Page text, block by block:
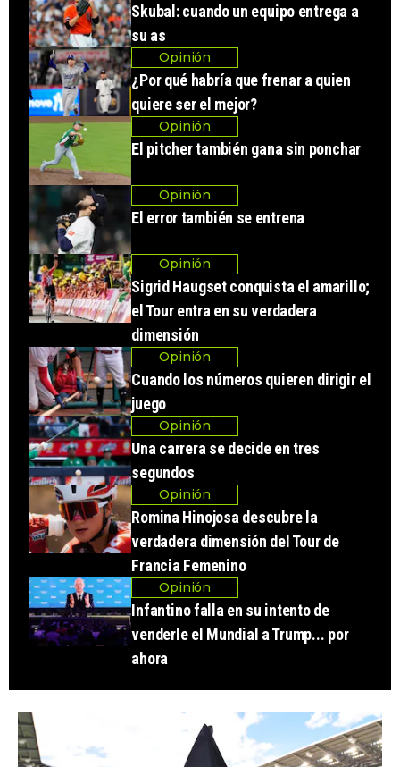
Skubal: cuando un equipo entrega a
su as
Opinión
¿Por qué habría que frenar a quien
quiere ser el mejor?
Opinión
El pitcher también gana sin ponchar
Opinión
El error también se entrena
Opinión
Sigrid Haugset conquista el amarillo;
el Tour entra en su verdadera
dimensión
Opinión
Cuando los números quieren dirigir el
juego
Opinión
Una carrera se decide en tres
segundos
Opinión
Romina Hinojosa descubre la
verdadera dimensión del Tour de
Francia Femenino
Opinión
Infantino falla en su intento de
venderle el Mundial a Trump... por
ahora